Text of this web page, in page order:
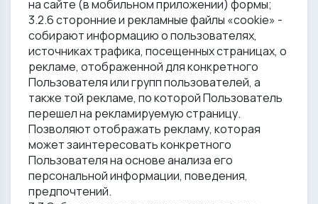
на сайте (в мобильном приложении) формы;
3.2.6 сторонние и рекламные файлы «cookiе» -
собирают информацию о пользователях,
источниках трафика, посещенных страницах, о
рекламе, отображенной для конкретного
Пользователя или групп пользователей, а
также той рекламе, по которой Пользователь
перешел на рекламируемую страницу.
Позволяют отображать рекламу, которая
может заинтересовать конкретного
Пользователя на основе анализа его
персональной информации, поведения,
предпочтений.